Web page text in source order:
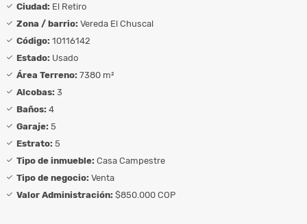
Ciudad: El Retiro
Zona / barrio: Vereda El Chuscal
Código: 10116142
Estado: Usado
Área Terreno: 7380 m²
Alcobas: 3
Baños: 4
Garaje: 5
Estrato: 5
Tipo de inmueble: Casa Campestre
Tipo de negocio: Venta
Valor Administración: $850.000 COP